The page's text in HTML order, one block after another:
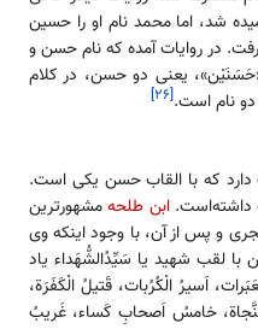
شد، اما محمد نام او را حسین
در روایات آمده که نام حسن و
یعنی دو حسن، در کلام
نام است.[۲۶]
دارد که با القاب حسن یکی است.
داشته‌است.ابن طلحهمشهورترین
و پس از آن، با وجود اینکه وی
لقب شهید یا سَیِّدُالشُّهَداء یاد
اَسیرُ الْکُرُبات، قَتیلُ الْکَفَرَة،
خامسُ اَصحابِ کَساء، غَریبُ